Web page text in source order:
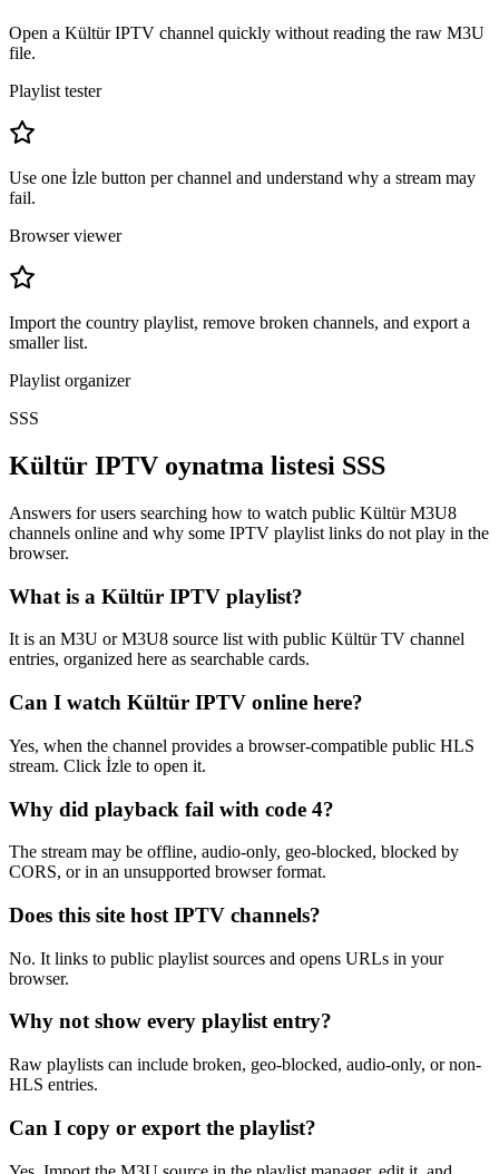
Open a Kültür IPTV channel quickly without reading the raw M3U
file.
Playlist tester
Use one İzle button per channel and understand why a stream may
fail.
Browser viewer
Import the country playlist, remove broken channels, and export a
smaller list.
Playlist organizer
SSS
Kültür IPTV oynatma listesi SSS
Answers for users searching how to watch public Kültür M3U8
channels online and why some IPTV playlist links do not play in the
browser.
What is a Kültür IPTV playlist?
It is an M3U or M3U8 source list with public Kültür TV channel
entries, organized here as searchable cards.
Can I watch Kültür IPTV online here?
Yes, when the channel provides a browser-compatible public HLS
stream. Click İzle to open it.
Why did playback fail with code 4?
The stream may be offline, audio-only, geo-blocked, blocked by
CORS, or in an unsupported browser format.
Does this site host IPTV channels?
No. It links to public playlist sources and opens URLs in your
browser.
Why not show every playlist entry?
Raw playlists can include broken, geo-blocked, audio-only, or non-
HLS entries.
Can I copy or export the playlist?